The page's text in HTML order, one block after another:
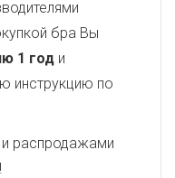
бра Вы
1 год и
инструкцию по
распродажами
!